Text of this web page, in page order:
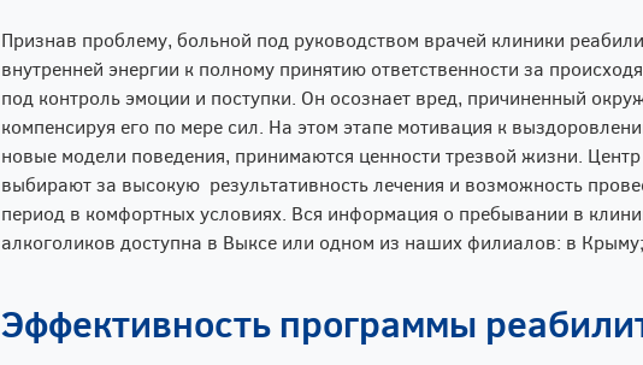
Признав проблему, больной под руководством врачей клиники
внутренней энергии к полному принятию ответственности за
под контроль эмоции и поступки. Он осознает вред, причиненный
компенсируя его по мере сил. На этом этапе мотивация к
новые модели поведения, принимаются ценности трезвой жизни.
выбирают за высокую результативность лечения и возможность
период в комфортных условиях. Вся информация о пребывании в
алкоголиков доступна в Выксе или одном из наших филиалов: в
Эффективность программы